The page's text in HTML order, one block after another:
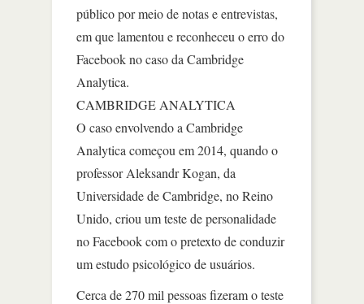
público por meio de notas e entrevistas,
em que lamentou e reconheceu o erro do
Facebook no caso da Cambridge
Analytica.
CAMBRIDGE ANALYTICA
O caso envolvendo a Cambridge
Analytica começou em 2014, quando o
professor Aleksandr Kogan, da
Universidade de Cambridge, no Reino
Unido, criou um teste de personalidade
no Facebook com o pretexto de conduzir
um estudo psicológico de usuários.
Cerca de 270 mil pessoas fizeram o teste